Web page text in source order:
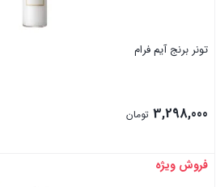
تونر برنج آیم فرام
3,298,000 تومان
بستن
فروش ویژه